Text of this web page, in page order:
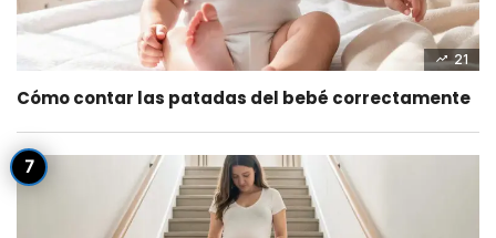
21
Cómo contar las patadas del bebé correctamente